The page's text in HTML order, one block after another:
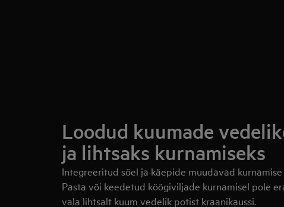
Loodud kuumade
ja lihtsaks kurnamiseks
Integreeritud sõel ja käepide muudavad kurnamise
Pasta või keedetud köögiviljade kurnamisel pole
vala lihtsalt kuum vedelik potist kraanikaussi.